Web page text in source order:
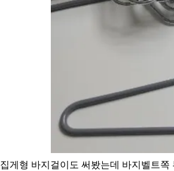
집게형 바지걸이도 써봤는데 바지벨트